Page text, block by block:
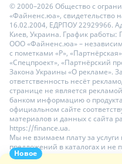
Новое
© 2000–2026 Общество с
«Файненс.юа», свидетельство
16.02.2004, ЕДРПОУ 22929966.
Киев, Украина. График работы:
ООО «Файненс.юа» –
с пометками «Р»,
«Спецпроект», «Партнёрский
Закона Украины «О рекламе».
ответственность несёт
странице не является
банком информацию о
официальном сайте
материалов и данных с сайта
https://finance.ua.
Мы не взимаем плату за
предложений в каталогах и не
размещения депозитов и